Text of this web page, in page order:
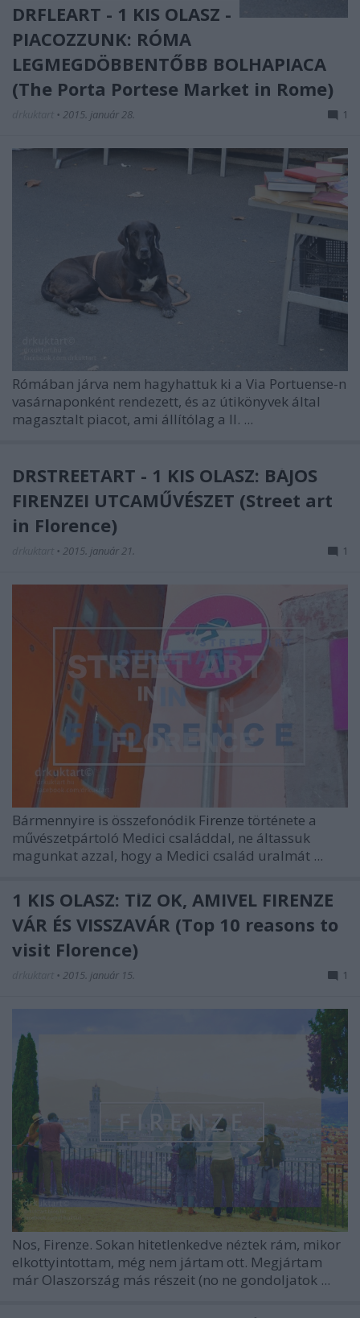
DRFLEART - 1 KIS OLASZ -
PIACOZZUNK: RÓMA
LEGMEGDÖBBENTŐBB BOLHAPIACA
(The Porta Portese Market in Rome)
• 2015. január 28. 1
Rómában járva nem hagyhattuk ki a Via Portuense-n
vasárnaponként rendezett, és az útikönyvek által
magasztalt piacot, ami állítólag a II. ...
DRSTREETART - 1 KIS OLASZ: BÁJOS
FIRENZEI UTCAMŰVÉSZET (Street art
in Florence)
• 2015. január 21. 1
Bármennyire is összefonódik Firenze története a
művészetpártoló Medici családdal, ne áltassuk
magunkat azzal, hogy a Medici család uralmát ...
1 KIS OLASZ: TÍZ OK, AMIVEL FIRENZE
VÁR ÉS VISSZAVÁR (Top 10 reasons to
visit Florence)
• 2015. január 15. 1
Nos, Firenze. Sokan hitetlenkedve néztek rám, mikor
elkottyintottam, még nem jártam ott. Megjártam
már Olaszország más részeit (no ne gondoljatok ...